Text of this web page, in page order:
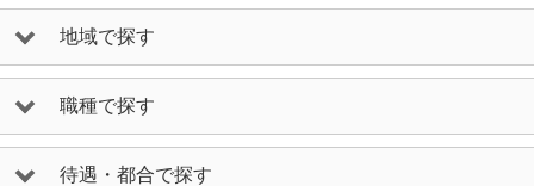
地域で探す
職種で探す
待遇・都合で探す